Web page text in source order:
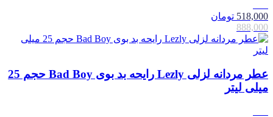
518,000 تومان
888,000
عطر مردانه لزلی Lezly رایحه بد بوی Bad Boy حجم 25
میلی لیتر